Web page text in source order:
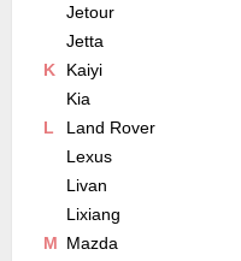
Jetour
Jetta
K
Kaiyi
Kia
L
Land Rover
Lexus
Livan
Lixiang
M Mazda